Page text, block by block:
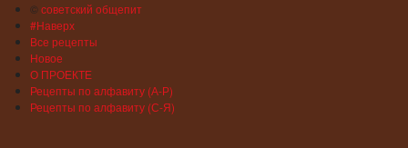
©советский общепит
#Наверх
Все рецепты
Новое
О ПРОЕКТЕ
Рецепты по алфавиту (А-Р)
Рецепты по алфавиту (С-Я)